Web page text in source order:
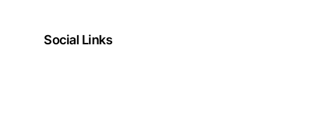
Social Links